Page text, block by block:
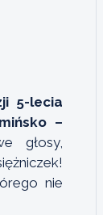
5-lecia
–
głosy,
nie